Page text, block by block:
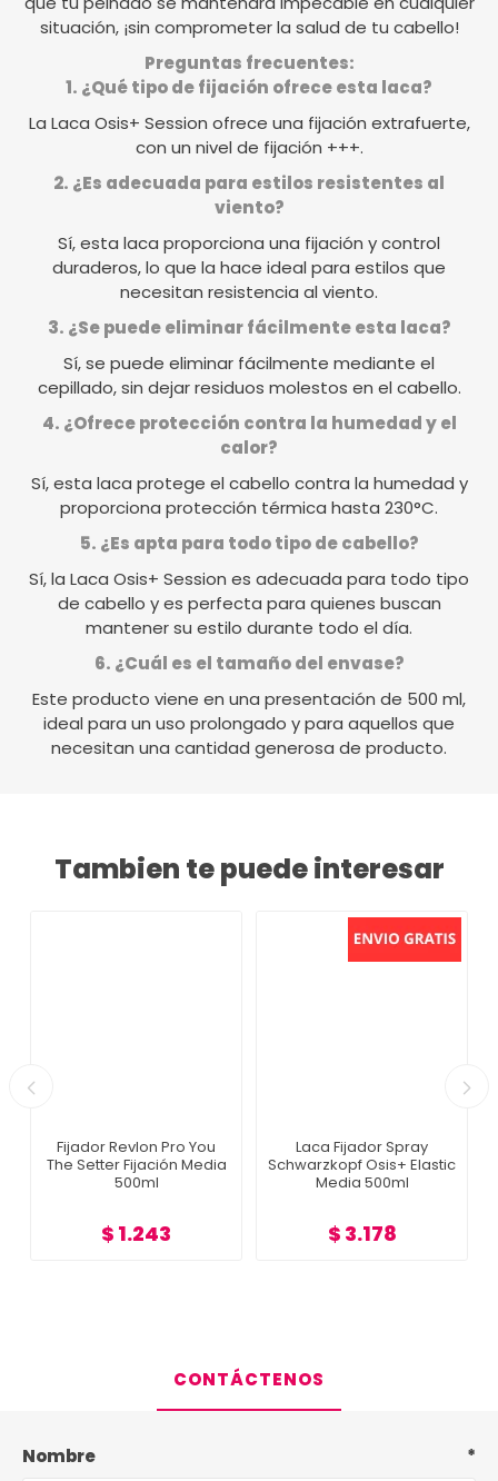
situación, ¡sin comprometer la salud de tu cabello!
Preguntas frecuentes:
1. ¿Qué tipo de fijación ofrece esta laca?
La Laca Osis+ Session ofrece una fijación extrafuerte,
con un nivel de fijación +++.
2. ¿Es adecuada para estilos resistentes al
viento?
Sí, esta laca proporciona una fijación y control
duraderos, lo que la hace ideal para estilos que
necesitan resistencia al viento.
3. ¿Se puede eliminar fácilmente esta laca?
Sí, se puede eliminar fácilmente mediante el
cepillado, sin dejar residuos molestos en el cabello.
4. ¿Ofrece protección contra la humedad y el
calor?
Sí, esta laca protege el cabello contra la humedad y
proporciona protección térmica hasta 230°C.
5. ¿Es apta para todo tipo de cabello?
Sí, la Laca Osis+ Session es adecuada para todo tipo
de cabello y es perfecta para quienes buscan
mantener su estilo durante todo el día.
6. ¿Cuál es el tamaño del envase?
Este producto viene en una presentación de 500 ml,
ideal para un uso prolongado y para aquellos que
necesitan una cantidad generosa de producto.
Tambien te puede interesar
Fijador Revlon Pro You
The Setter Fijación Media
500ml
$ 1.243
Laca Fijador Spray
Schwarzkopf Osis+ Elastic
Media 500ml
$ 3.178
CONTÁCTENOS
Nombre *